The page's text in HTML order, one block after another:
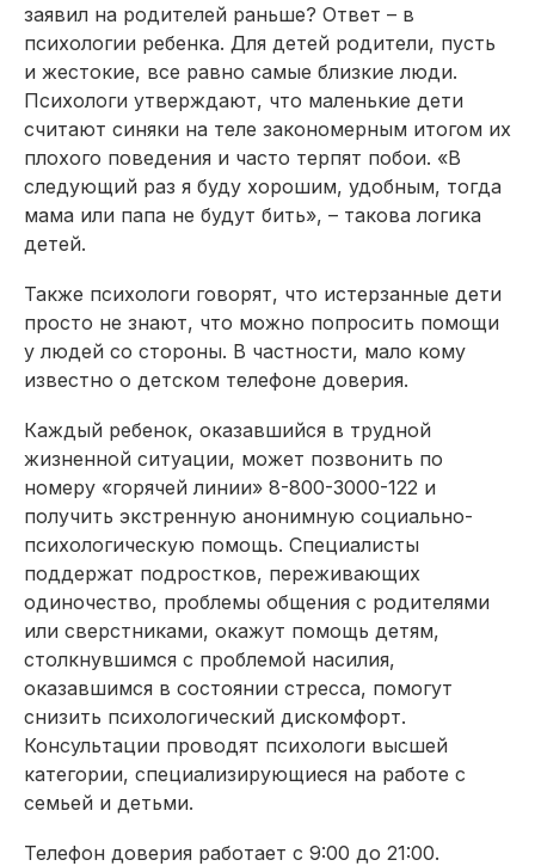
заявил на родителей раньше? Ответ – в
психологии ребенка. Для детей родители, пусть
и жестокие, все равно самые близкие люди.
Психологи утверждают, что маленькие дети
считают синяки на теле закономерным итогом их
плохого поведения и часто терпят побои. «В
следующий раз я буду хорошим, удобным, тогда
мама или папа не будут бить», – такова логика
детей.
Также психологи говорят, что истерзанные дети
просто не знают, что можно попросить помощи
у людей со стороны. В частности, мало кому
известно о детском телефоне доверия.
Каждый ребенок, оказавшийся в трудной
жизненной ситуации, может позвонить по
номеру «горячей линии» 8-800-3000-122 и
получить экстренную анонимную социально-
психологическую помощь. Специалисты
поддержат подростков, переживающих
одиночество, проблемы общения с родителями
или сверстниками, окажут помощь детям,
столкнувшимся с проблемой насилия,
оказавшимся в состоянии стресса, помогут
снизить психологический дискомфорт.
Консультации проводят психологи высшей
категории, специализирующиеся на работе с
семьей и детьми.
Телефон доверия работает с 9:00 до 21:00.